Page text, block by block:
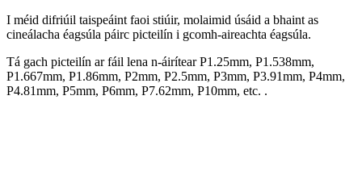
I méid difriúil taispeáint faoi stiúir, molaimid úsáid a bhaint as
cineálacha éagsúla páirc picteilín i gcomh-aireachta éagsúla.
Tá gach picteilín ar fáil lena n-áirítear P1.25mm, P1.538mm,
P1.667mm, P1.86mm, P2mm, P2.5mm, P3mm, P3.91mm, P4mm,
P4.81mm, P5mm, P6mm, P7.62mm, P10mm, etc. .